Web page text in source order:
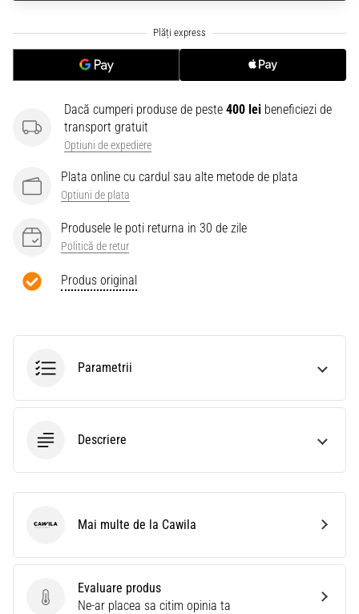
Dacă cumperi produse de peste 400 lei beneficiezi de
transport gratuit
Optiuni de expediere
Plata online cu cardul sau alte metode de plata
Optiuni de plata
Produsele le poti returna in 30 de zile
Politică de retur
Produs original
Parametrii
Descriere
Evaluare produs
Evaluare produs
Ne-ar placea sa citim opinia ta
Cawila Mai multe de la Cawila